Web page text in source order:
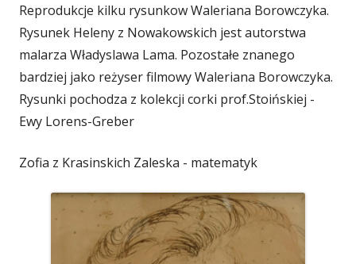
Reprodukcje kilku rysunkow Waleriana Borowczyka.
Rysunek Heleny z Nowakowskich jest autorstwa
malarza Władyslawa Lama. Pozostałe znanego
bardziej jako reżyser filmowy Waleriana Borowczyka.
Rysunki pochodza z kolekcji corki prof.Stoińskiej -
Ewy Lorens-Greber
Zofia z Krasinskich Zaleska - matematyk